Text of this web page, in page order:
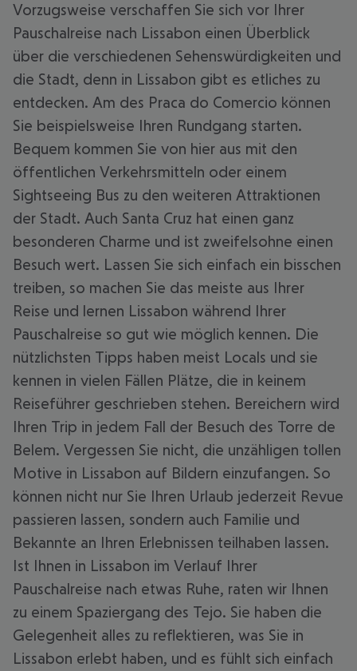
Vorzugsweise verschaffen Sie sich vor Ihrer
Pauschalreise nach Lissabon einen Überblick
über die verschiedenen Sehenswürdigkeiten und
die Stadt, denn in Lissabon gibt es etliches zu
entdecken. Am des Praca do Comercio können
Sie beispielsweise Ihren Rundgang starten.
Bequem kommen Sie von hier aus mit den
öffentlichen Verkehrsmitteln oder einem
Sightseeing Bus zu den weiteren Attraktionen
der Stadt. Auch Santa Cruz hat einen ganz
besonderen Charme und ist zweifelsohne einen
Besuch wert. Lassen Sie sich einfach ein bisschen
treiben, so machen Sie das meiste aus Ihrer
Reise und lernen Lissabon während Ihrer
Pauschalreise so gut wie möglich kennen. Die
nützlichsten Tipps haben meist Locals und sie
kennen in vielen Fällen Plätze, die in keinem
Reiseführer geschrieben stehen. Bereichern wird
Ihren Trip in jedem Fall der Besuch des Torre de
Belem. Vergessen Sie nicht, die unzähligen tollen
Motive in Lissabon auf Bildern einzufangen. So
können nicht nur Sie Ihren Urlaub jederzeit Revue
passieren lassen, sondern auch Familie und
Bekannte an Ihren Erlebnissen teilhaben lassen.
Ist Ihnen in Lissabon im Verlauf Ihrer
Pauschalreise nach etwas Ruhe, raten wir Ihnen
zu einem Spaziergang des Tejo. Sie haben die
Gelegenheit alles zu reflektieren, was Sie in
Lissabon erlebt haben, und es fühlt sich einfach